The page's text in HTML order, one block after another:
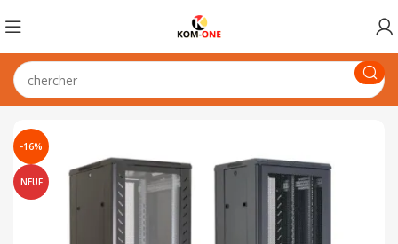
-16%
NEUF